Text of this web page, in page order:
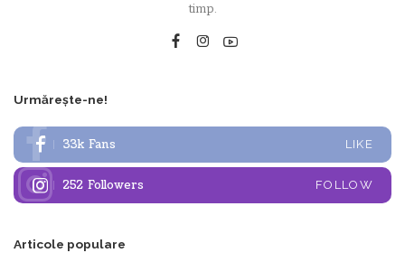
timp.
Urmărește-ne!
33k Fans LIKE
252 Followers FOLLOW
Articole populare